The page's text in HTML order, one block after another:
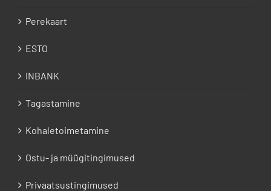
Perekaart
ESTO
INBANK
Tagastamine
Kohaletoimetamine
Ostu- ja müügitingimused
Privaatsustingimused